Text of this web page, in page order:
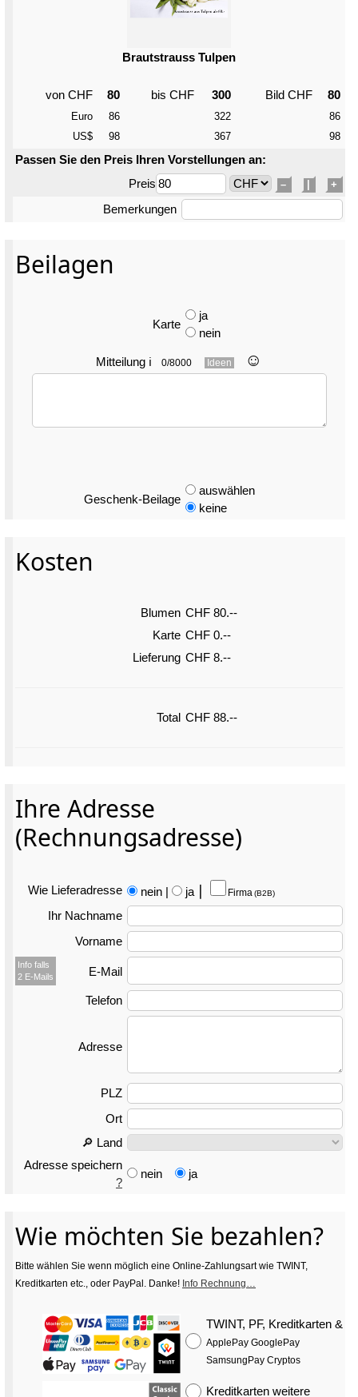
Brautstrauss Tulpen
von CHF 80 bis CHF 300 Bild CHF 80
Euro 86 322
86
US$
98 367 98
Passen Sie den Preis Ihren Vorstellungen an:
Preis
– +
Bemerkungen
Beilagen
Karte
ja
nein
Mitteilung ℹ 0/8000 Ideen ☺︎
Geschenk-Beilage
auswählen
keine
Kosten
Blumen CHF 80.--
Karte CHF 0.--
Lieferung CHF 8.--
Total CHF 88.--
Ihre Adresse
(Rechnungsadresse)
Wie Liefer­adresse nein | ja Firma(B2B)
Ihr Nachname
Vorname
Info falls
2 E-Mails
E-Mail
Telefon
Adresse
PLZ
Ort
🔎 Land
Adresse speichern
?
nein ja
Wie möchten Sie bezahlen?
Bitte wählen Sie wenn möglich eine Online-Zahlungsart wie TWINT,
Kreditkarten etc., oder PayPal. Danke! Info Rechnung…
TWINT, PF, Kreditkarten &
ApplePay GooglePay
SamsungPay Cryptos
Kreditkarten weitere